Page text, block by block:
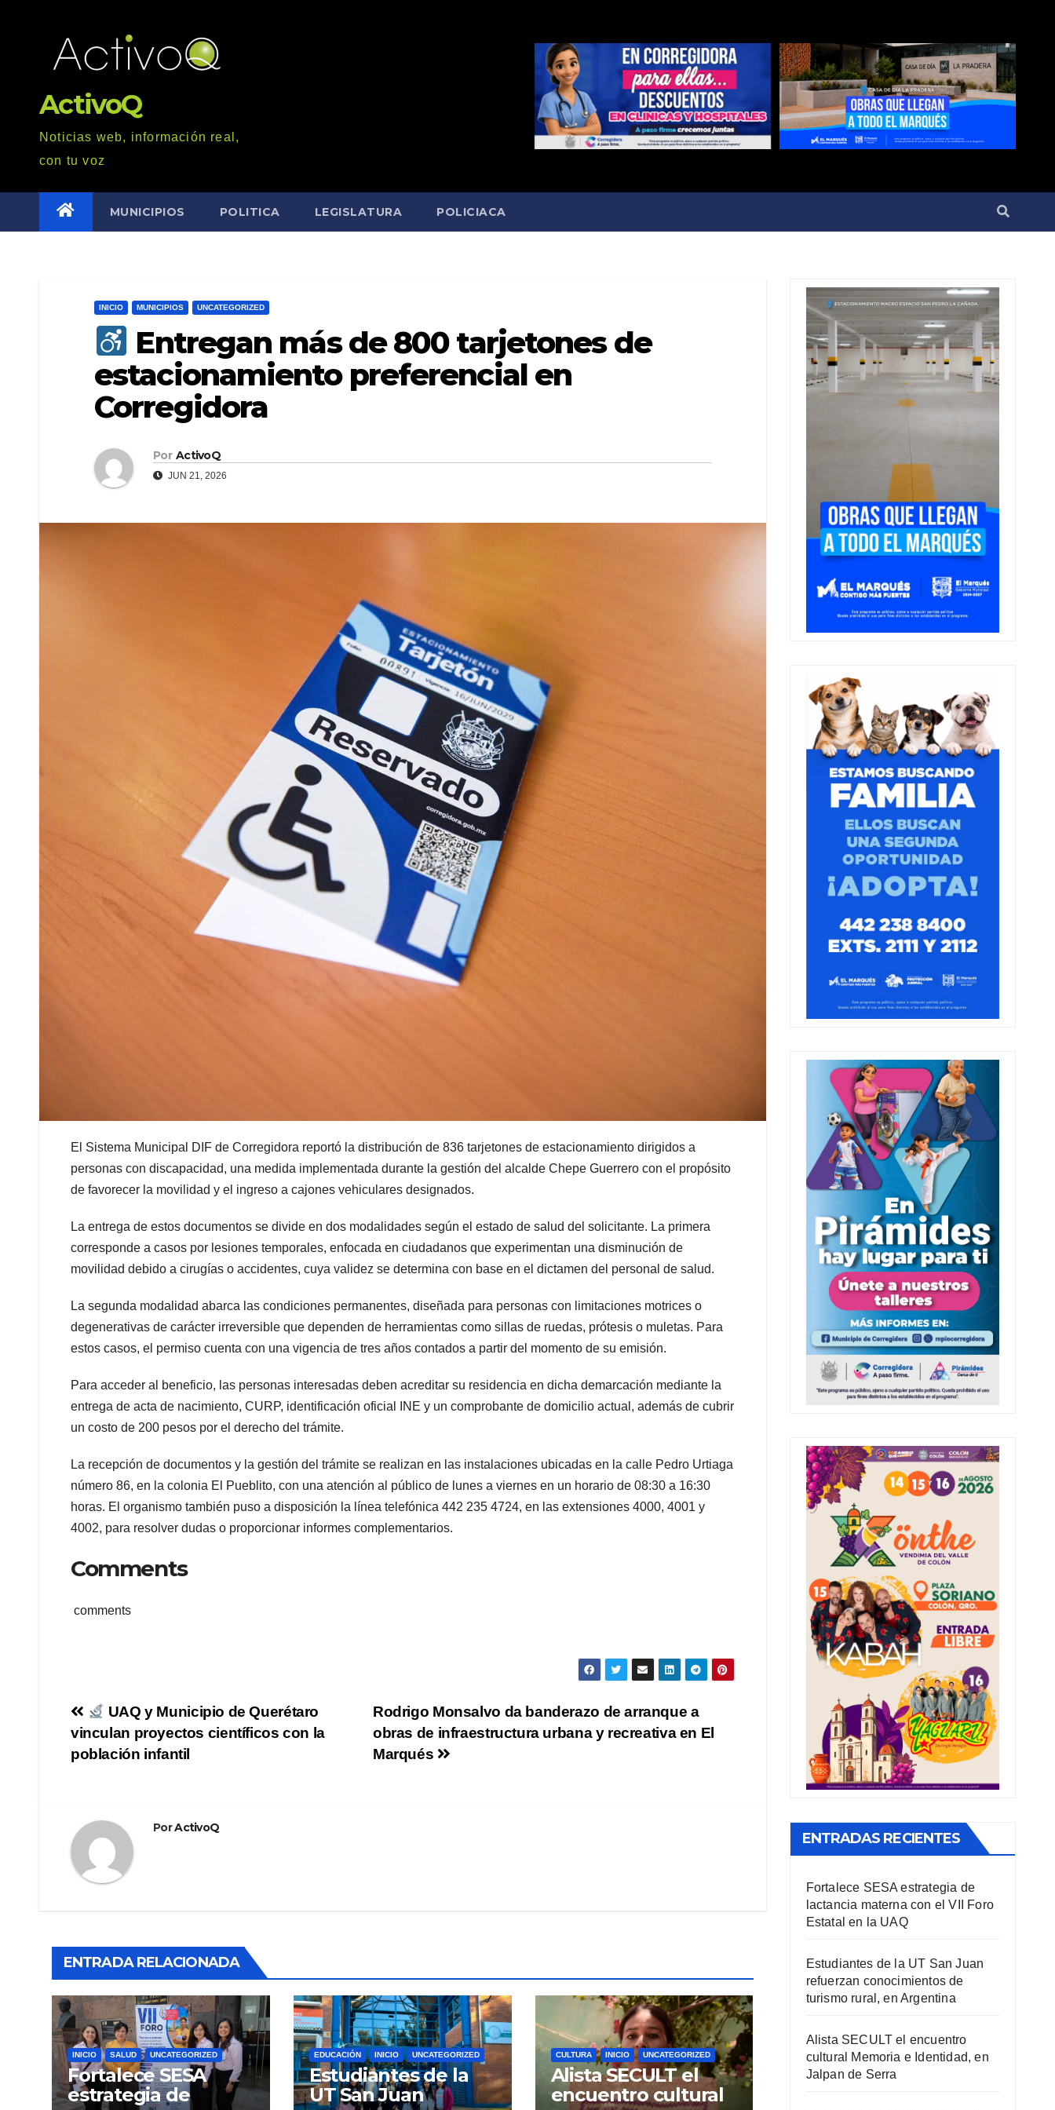
ActivoQ
Noticias web, información real,
con tu voz
MUNICIPIOS POLITICA LEGISLATURA POLICIACA
INICIO MUNICIPIOS UNCATEGORIZED
Entregan más de 800 tarjetones de
estacionamiento preferencial en
Corregidora
Por ActivoQ
JUN 21, 2026
El Sistema Municipal DIF de Corregidora reportó la distribución de 836 tarjetones de estacionamiento dirigidos a
personas con discapacidad, una medida implementada durante la gestión del alcalde Chepe Guerrero con el propósito
de favorecer la movilidad y el ingreso a cajones vehiculares designados.
La entrega de estos documentos se divide en dos modalidades según el estado de salud del solicitante. La primera
corresponde a casos por lesiones temporales, enfocada en ciudadanos que experimentan una disminución de
movilidad debido a cirugías o accidentes, cuya validez se determina con base en el dictamen del personal de salud.
La segunda modalidad abarca las condiciones permanentes, diseñada para personas con limitaciones motrices o
degenerativas de carácter irreversible que dependen de herramientas como sillas de ruedas, prótesis o muletas. Para
estos casos, el permiso cuenta con una vigencia de tres años contados a partir del momento de su emisión.
Para acceder al beneficio, las personas interesadas deben acreditar su residencia en dicha demarcación mediante la
entrega de acta de nacimiento, CURP, identificación oficial INE y un comprobante de domicilio actual, además de cubrir
un costo de 200 pesos por el derecho del trámite.
La recepción de documentos y la gestión del trámite se realizan en las instalaciones ubicadas en la calle Pedro Urtiaga
número 86, en la colonia El Pueblito, con una atención al público de lunes a viernes en un horario de 08:30 a 16:30
horas. El organismo también puso a disposición la línea telefónica 442 235 4724, en las extensiones 4000, 4001 y
4002, para resolver dudas o proporcionar informes complementarios.
Comments
comments
Navegación
de
Rodrigo Monsalvo da banderazo de arranque a
obras de infraestructura urbana y recreativa en El
Marqués
UAQ y Municipio de Querétaro
vinculan proyectos científicos con la
población infantil
PorActivoQ
ENTRADA RELACIONADA
INICIO SALUD UNCATEGORIZED
Fortalece SESA
estrategia de
EDUCACIÓN INICIO UNCATEGORIZED
Estudiantes de la
UT San Juan
CULTURA INICIO UNCATEGORIZED
Alista SECULT el
encuentro cultural
ENTRADAS RECIENTES
Fortalece SESA estrategia de
lactancia materna con el VII Foro
Estatal en la UAQ
Estudiantes de la UT San Juan
refuerzan conocimientos de
turismo rural, en Argentina
Alista SECULT el encuentro
cultural Memoria e Identidad, en
Jalpan de Serra